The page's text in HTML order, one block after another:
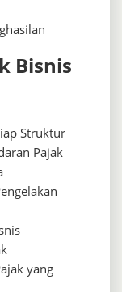
Bisnis
Struktur
Pajak
yang